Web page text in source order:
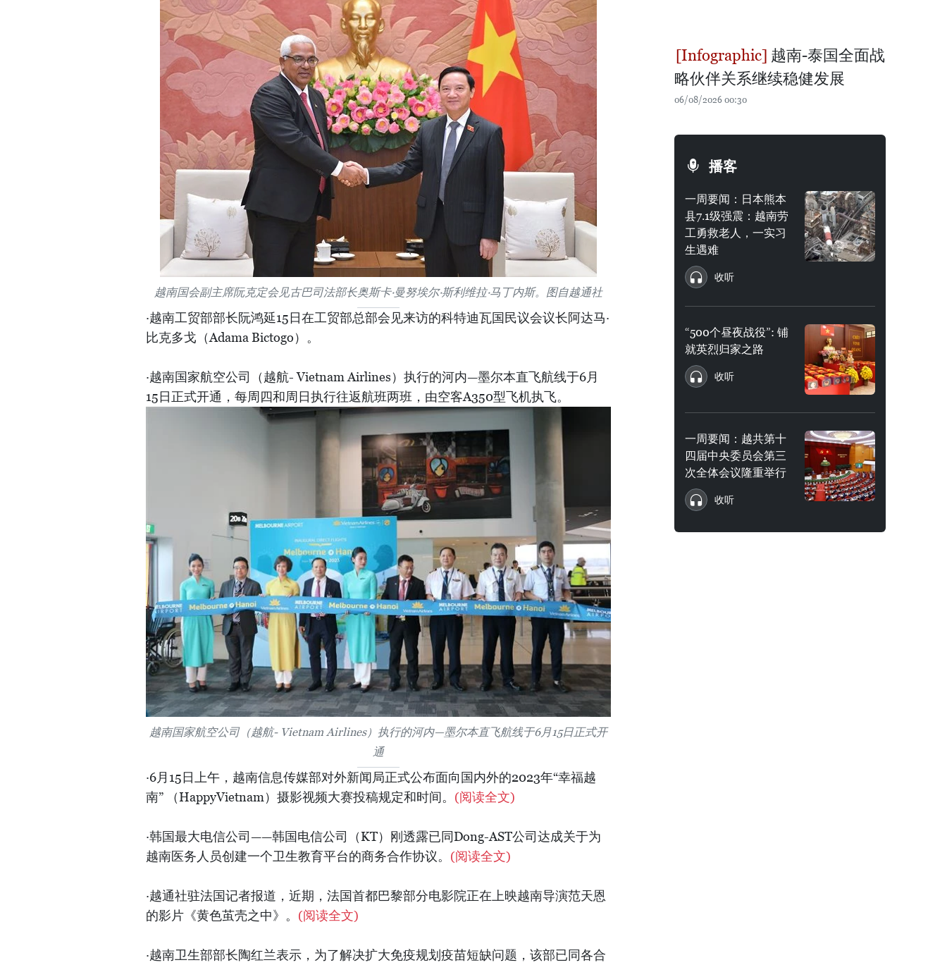
越南国会副主席阮克定会见古巴司法部长奥斯卡·曼努埃尔·斯利维拉·马丁内斯。图自越通社
·越南工贸部部长阮鸿延15日在工贸部总部会见来访的科特迪瓦国民议会议长阿达马·
比克多戈（Adama Bictogo）。
·越南国家航空公司（越航- Vietnam Airlines）执行的河内—墨尔本直飞航线于6月
15日正式开通，每周四和周日执行往返航班两班，由空客A350型飞机执飞。
越南国家航空公司（越航- Vietnam Airlines）执行的河内—墨尔本直飞航线于6月15日正式开
通
·6月15日上午，越南信息传媒部对外新闻局正式公布面向国内外的2023年“幸福越
南” （HappyVietnam）摄影视频大赛投稿规定和时间。 (阅读全文)
·韩国最大电信公司——韩国电信公司（KT）刚透露已同Dong-AST公司达成关于为
越南医务人员创建一个卫生教育平台的商务合作协议。 (阅读全文)
·越通社驻法国记者报道，近期，法国首都巴黎部分电影院正在上映越南导演范天恩
的影片《黄色茧壳之中》。 (阅读全文)
·越南卫生部部长陶红兰表示，为了解决扩大免疫规划疫苗短缺问题，该部已同各合
越南-泰国全面战
略伙伴关系继续稳健发展
06/08/2026 00:30
播客
一周要闻：日本熊本
县7.1级强震：越南劳
工勇救老人，一实习
生遇难
收听
“500个昼夜战役”: 铺
就英烈归家之路
收听
一周要闻：越共第十
四届中央委员会第三
次全体会议隆重举行
收听